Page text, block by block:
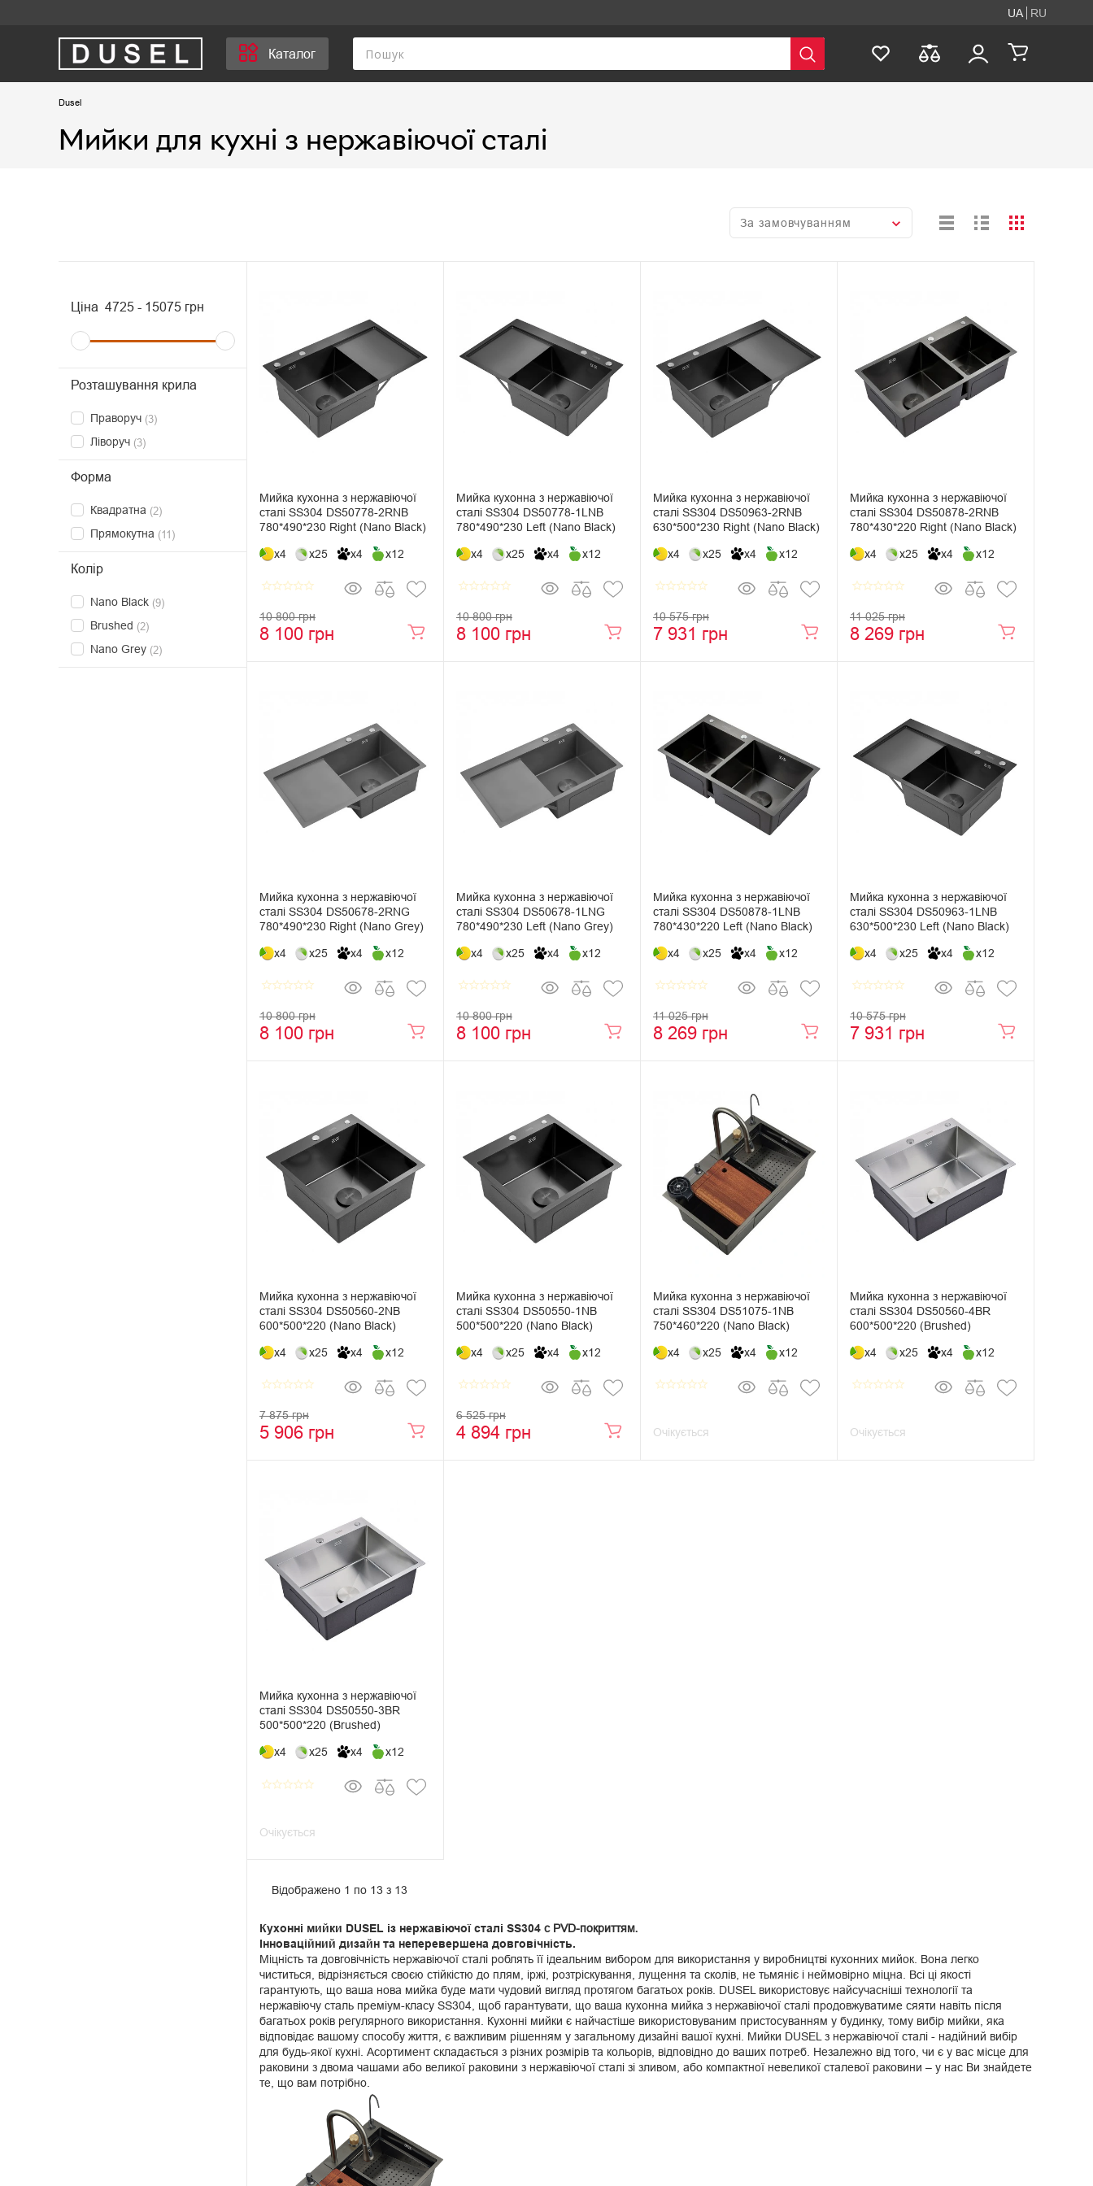
UA RU
Каталог
Dusel
Мийки для кухні з нержавіючої сталі
Ціна 4725 - 15075 грн
Розташування крила
Праворуч (3)
Ліворуч (3)
Форма
Квадратна (2)
Прямокутна (11)
Колір
Nano Black (9)
Brushed (2)
Nano Grey (2)
Мийка кухонна з нержавіючої
сталі SS304 DS50778-2RNB
780*490*230 Right (Nano Black)
x4 x25 x4 x12
star_borderstar_borderstar_borderstar_borderstar_border
10 800 грн
8 100 грн
Мийка кухонна з нержавіючої
сталі SS304 DS50778-1LNB
780*490*230 Left (Nano Black)
x4 x25 x4 x12
star_borderstar_borderstar_borderstar_borderstar_border
10 800 грн
8 100 грн
Мийка кухонна з нержавіючої
сталі SS304 DS50963-2RNB
630*500*230 Right (Nano Black)
x4 x25 x4 x12
star_borderstar_borderstar_borderstar_borderstar_border
10 575 грн
7 931 грн
Мийка кухонна з нержавіючої
сталі SS304 DS50878-2RNB
780*430*220 Right (Nano Black)
x4 x25 x4 x12
star_borderstar_borderstar_borderstar_borderstar_border
11 025 грн
8 269 грн
Мийка кухонна з нержавіючої
сталі SS304 DS50678-2RNG
780*490*230 Right (Nano Grey)
x4 x25 x4 x12
star_borderstar_borderstar_borderstar_borderstar_border
10 800 грн
8 100 грн
Мийка кухонна з нержавіючої
сталі SS304 DS50678-1LNG
780*490*230 Left (Nano Grey)
x4 x25 x4 x12
star_borderstar_borderstar_borderstar_borderstar_border
10 800 грн
8 100 грн
Мийка кухонна з нержавіючої
сталі SS304 DS50878-1LNB
780*430*220 Left (Nano Black)
x4 x25 x4 x12
star_borderstar_borderstar_borderstar_borderstar_border
11 025 грн
8 269 грн
Мийка кухонна з нержавіючої
сталі SS304 DS50963-1LNB
630*500*230 Left (Nano Black)
x4 x25 x4 x12
star_borderstar_borderstar_borderstar_borderstar_border
10 575 грн
7 931 грн
Мийка кухонна з нержавіючої
сталі SS304 DS50560-2NB
600*500*220 (Nano Black)
x4 x25 x4 x12
star_borderstar_borderstar_borderstar_borderstar_border
7 875 грн
5 906 грн
Мийка кухонна з нержавіючої
сталі SS304 DS50550-1NB
500*500*220 (Nano Black)
x4 x25 x4 x12
star_borderstar_borderstar_borderstar_borderstar_border
6 525 грн
4 894 грн
Мийка кухонна з нержавіючої
сталі SS304 DS51075-1NB
750*460*220 (Nano Black)
x4 x25 x4 x12
star_borderstar_borderstar_borderstar_borderstar_border
Очікується
Мийка кухонна з нержавіючої
сталі SS304 DS50560-4BR
600*500*220 (Brushed)
x4 x25 x4 x12
star_borderstar_borderstar_borderstar_borderstar_border
Очікується
Мийка кухонна з нержавіючої
сталі SS304 DS50550-3BR
500*500*220 (Brushed)
x4 x25 x4 x12
star_borderstar_borderstar_borderstar_borderstar_border
Очікується
Відображено 1 по 13 з 13
Кухонні мийки DUSEL із нержавіючої сталі SS304 с PVD-покриттям.
Інноваційний дизайн та неперевершена довговічність.
Міцність та довговічність нержавіючої сталі роблять її ідеальним вибором для використання у виробництві кухонних мийок. Вона легко
чиститься, відрізняється своєю стійкістю до плям, іржі, розтріскування, лущення та сколів, не тьмяніє і неймовірно міцна. Всі ці якості
гарантують, що ваша нова мийка буде мати чудовий вигляд протягом багатьох років. DUSEL використовує найсучасніші технології та
нержавіючу сталь преміум-класу SS304, щоб гарантувати, що ваша кухонна мийка з нержавіючої сталі продовжуватиме сяяти навіть після
багатьох років регулярного використання. Кухонні мийки є найчастіше використовуваним пристосуванням у будинку, тому вибір мийки, яка
відповідає вашому способу життя, є важливим рішенням у загальному дизайні вашої кухні. Мийки DUSEL з нержавіючої сталі - надійний вибір
для будь-якої кухні. Асортимент складається з різних розмірів та кольорів, відповідно до ваших потреб. Незалежно від того, чи є у вас місце для
раковини з двома чашами або великої раковини з нержавіючої сталі зі зливом, або компактної невеликої сталевої раковини – у нас Ви знайдете
те, що вам потрібно.